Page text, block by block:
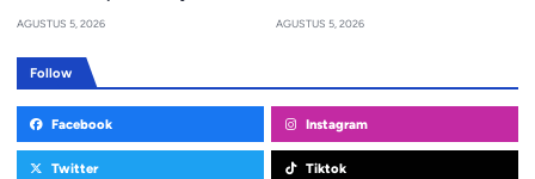
AGUSTUS 5, 2026 AGUSTUS 5, 2026
Follow
Facebook Instagram
Twitter Tiktok